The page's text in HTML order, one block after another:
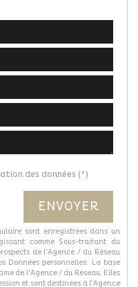
des données (*)
ENVOYER
sont enregistrées dans un
comme Sous-traitant du
de l'Agence / du Réseau
Données personnelles. La base
de l'Agence / du Réseau. Elles
et sont destinées à l'Agence